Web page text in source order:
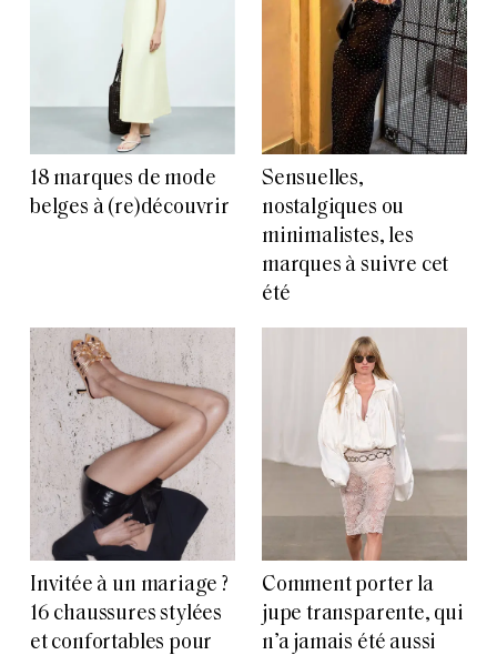
18 marques de mode
belges à (re)découvrir
Sensuelles,
nostalgiques ou
minimalistes, les
marques à suivre cet
été
Invitée à un mariage ?
16 chaussures stylées
et confortables pour
Comment porter la
jupe transparente, qui
n’a jamais été aussi